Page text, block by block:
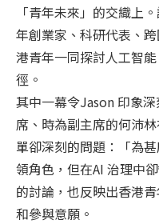
「青年未來」的交織上
年創業家、科研代表、
港青年一同探討人工智
徑。
其中一幕令Jason 印象
席、時為副主席的何沛
單卻深刻的問題：「為
領角色，但在AI 治理中
的討論，也反映出香港
和參與意願。